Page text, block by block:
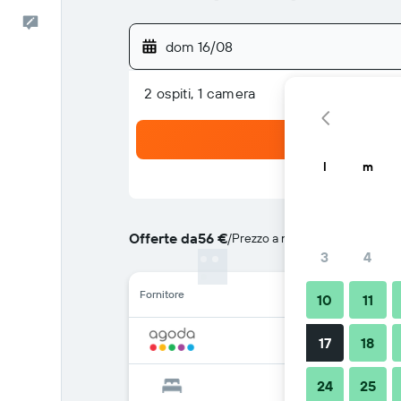
dom 16/08
2 ospiti, 1 camera
Offerte da56 €/Prezzo a notte più conveniente
Fornitore
l m
3 4
10 11
17 18
24 25